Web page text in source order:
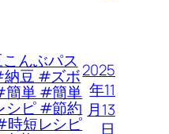
こんぶパス
豆 #ズボ
簡単 #簡単
シピ #節約
短レシピ
2025
年11
月13
日